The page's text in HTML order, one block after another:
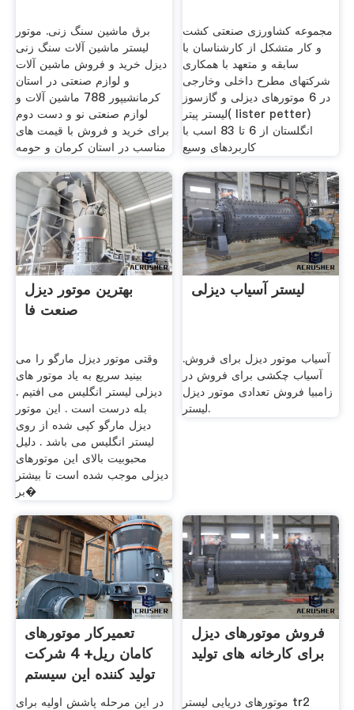
برق ماشین سنگ زنی. موتور
لیستر ماشین آلات سنگ زنی
دیزل خرید و فروش ماشین آلات
و لوازم صنعتی در استان
کرمانشیپور 788 ماشین آلات و
لوازم صنعتی نو و دست دوم
برای خرید و فروش با قیمت های
مناسب در استان کرمان و حومه
مجموعه کشاورزی صنعتی کشت
و کار متشکل از کارشناسان با
سابقه و متعهد با همکاری
شرکتهای مطرح داخلی وخارجی
در 6 موتورهای دیزلی و گازسوز
لیستر پیتر( lister petter)
انگلستان از 6 تا 83 اسب با
کاربردهای وسیع
بهترین موتور دیزل
صنعت فا
وقتی موتور دیزل مارگو را می
بینید سریع به یاد موتور های
دیزلی لیستر انگلیس می افتیم .
بله درست است . این موتور
دیزل مارگو کپی شده از روی
لیستر انگلیس می باشد . دلیل
محبوبیت بالای این موتورهای
دیزلی موجب شده است تا بیشتر
بر�
لیستر آسیاب دیزلی
آسیاب موتور دیزل برای فروش.
آسیاب چکشی برای فروش در
زامبیا فروش تعدادی موتور دیزل
لیستر.
تعمیرکار موتورهای
کامان ریل+ 4 شرکت
تولید کننده این سیستم
در این مرحله پاشش اولیه برای
فروش موتورهای دیزل
برای کارخانه های تولید
موتورهای دریایی لیستر tr2